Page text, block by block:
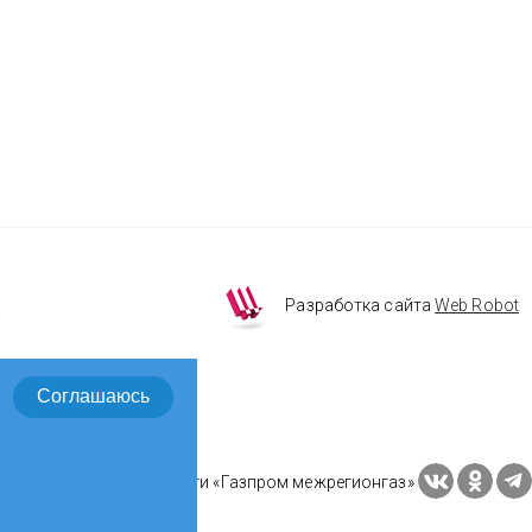
Социальные сети «Газпром межрегионгаз»
Разработка сайтаWeb Robot
Соглашаюсь